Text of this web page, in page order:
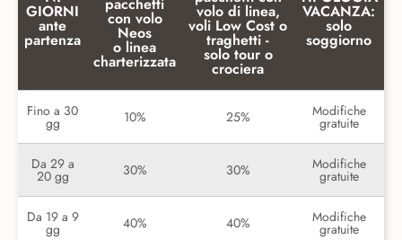
GIORNI
ante
partenza
pacchetti
con volo
Neos
o linea
charterizzata
volo di linea,
voli Low Cost o
traghetti -
solo tour o
crociera
VACANZA:
solo
soggiorno
Fino a 30
gg 10% 25% Modifiche
gratuite
Da 29 a
20 gg 30% 30% Modifiche
gratuite
Da 19 a 9
gg 40% 40% Modifiche
gratuite